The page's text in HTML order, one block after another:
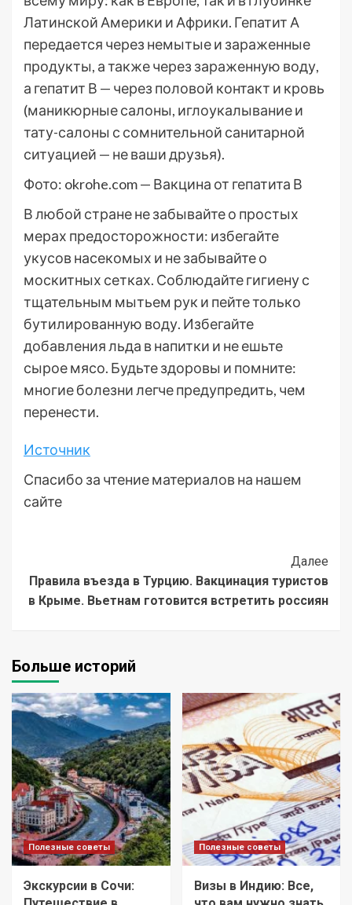
Латинской Америки и Африки. Гепатит А
передается через немытые и зараженные
продукты, а также через зараженную воду,
а гепатит В — через половой контакт и кровь
(маникюрные салоны, иглоукалывание и
тату-салоны с сомнительной санитарной
ситуацией — не ваши друзья).
Фото: okrohe.com — Вакцина от гепатита В
В любой стране не забывайте о простых
мерах предосторожности: избегайте
укусов насекомых и не забывайте о
москитных сетках. Соблюдайте гигиену с
тщательным мытьем рук и пейте только
бутилированную воду. Избегайте
добавления льда в напитки и не ешьте
сырое мясо. Будьте здоровы и помните:
многие болезни легче предупредить, чем
перенести.
Источник
Спасибо за чтение материалов на нашем
сайте
Navigation
Далее
Правила въезда в Турцию. Вакцинация туристов
в Крыме. Вьетнам готовится встретить россиян
Больше историй
Полезные советы
Экскурсии в Сочи:
Полезные советы
Визы в Индию: Все,